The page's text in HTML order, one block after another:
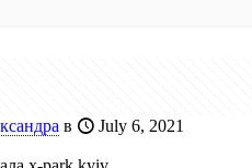
в July 6, 2021